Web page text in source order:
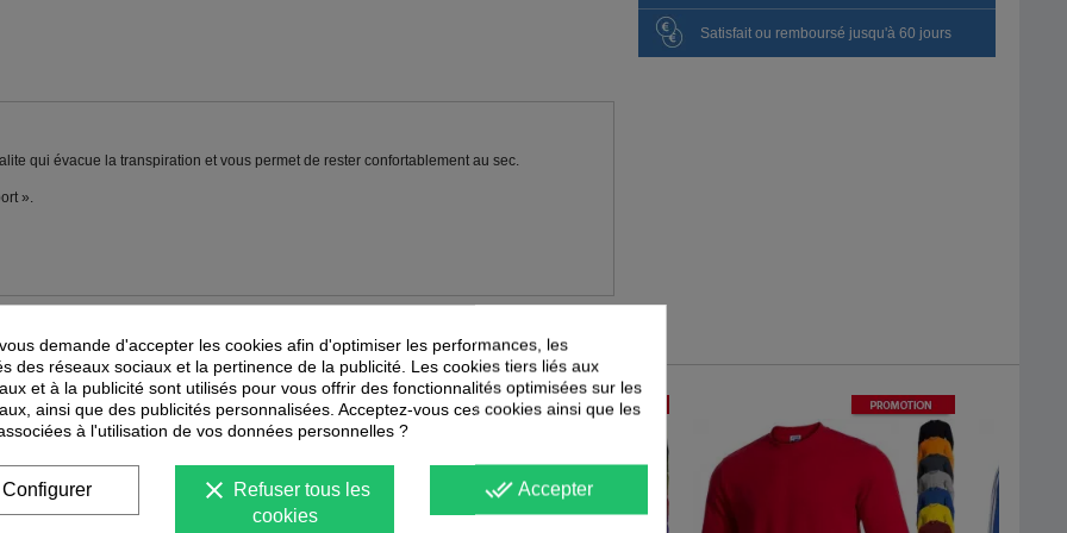
qui évacue la transpiration et vous permet de rester confortablement au sec.
».
Satisfait ou remboursé jusqu'à 60 jours
ÉGALEMENT VOUS INTÉRESSER
-40% PROMOTION
-30 % PROMOTION
-40 PROMOTION
-40%
demande d'accepter les cookies afin d'optimiser les performances, les
des réseaux sociaux et la pertinence de la publicité. Les cookies tiers liés aux
et à la publicité sont utilisés pour vous offrir des fonctionnalités optimisées sur les
ainsi que des publicités personnalisées. Acceptez-vous ces cookies ainsi que les
à l'utilisation de vos données personnelles ?
done_all Accepter
clear Refuser tous les
cookies
Configurer